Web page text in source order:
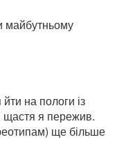
майбутньому
на пологи із
щастя я пережив.
ще більше